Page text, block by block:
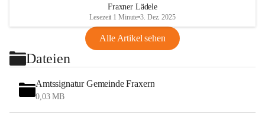
Fraxner Lädele
Lesezeit 1 Minute•3. Dez. 2025
Alle Artikel sehen
Dateien
Amtssignatur Gemeinde Fraxern
0,03 MB